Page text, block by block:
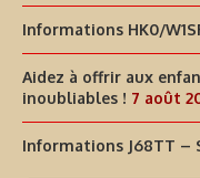
Informations HK0/
Aidez à offrir aux
inoubliables ! 7 août
Informations J68TT –